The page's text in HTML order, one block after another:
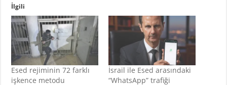
İlgili
Esed rejiminin 72 farklı
işkence metodu
İsrail ile Esed arasındaki
“WhatsApp” trafiği